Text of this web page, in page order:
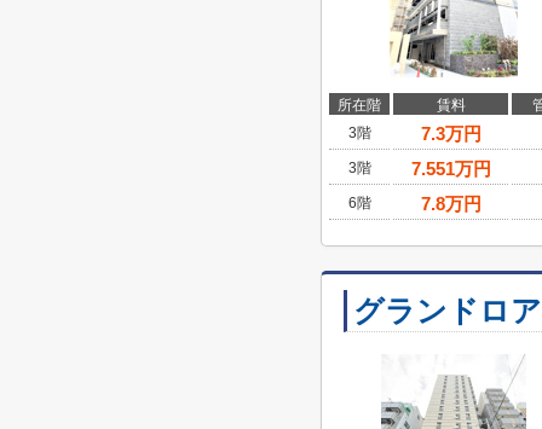
所在階 賃料
3階
7.3万円
3階 7.551万円
6階 7.8万円
グランドロ